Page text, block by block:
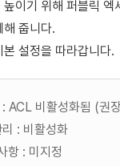
이기 위해 퍼블릭 엑
해 줍니다.
설정을 따라갑니다.
ACL 비활성화됨 (권
: 비활성화
항 : 미지정